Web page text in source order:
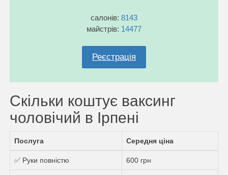
салонів: 8143
майстрів: 14477
Реєстрація
Скільки коштує ваксинг
чоловічий в Ірпені
Послуга Середня ціна
✅ Руки повністю 600 грн